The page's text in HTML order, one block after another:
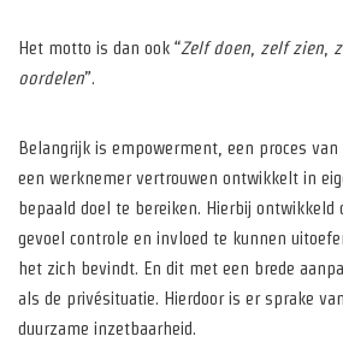
Het motto is dan ook “Zelf doen zelf zien
oordelen”.
Belangrijk is empowerment, een proces
een werknemer vertrouwen ontwikkelt in
bepaald doel te bereiken. Hierbij ontwikkeld
gevoel controle en invloed te kunnen
het zich bevindt. En dit met een brede
als de privésituatie. Hierdoor is er sprake
duurzame inzetbaarheid.